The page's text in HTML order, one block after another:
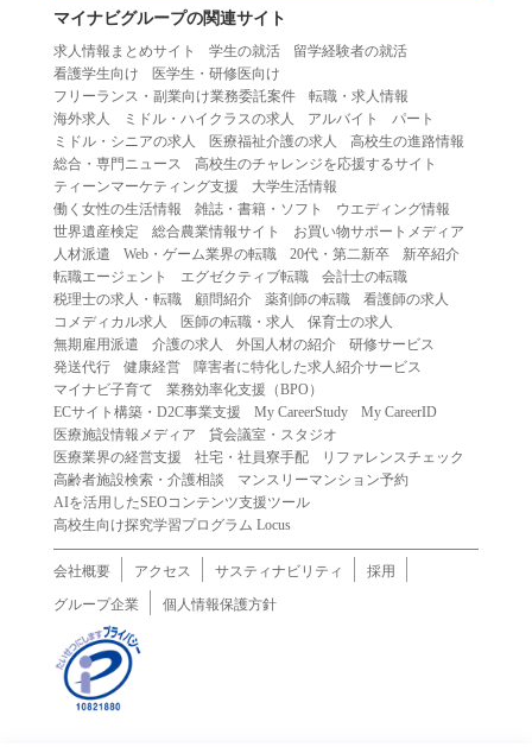
マイナビグループの関連サイト
求人情報まとめサイト 学生の就活
留学経験者の就活
看護学生向け
医学生・研修医向け
フリーランス・副業向け業務委託案件
転職・求人情報
海外求人
ミドル・ハイクラスの求人 アルバイト
パート
ミドル・シニアの求人
医療福祉介護の求人
高校生の進路情報
総合・専門ニュース
高校生のチャレンジを応援するサイト
ティーンマーケティング支援
大学生活情報
働く女性の生活情報
雑誌・書籍・ソフト
ウエディング情報
世界遺産検定
総合農業情報サイト
お買い物サポートメディア
人材派遣
Web・ゲーム業界の転職 20代・第二新卒
新卒紹介
転職エージェント
エグゼクティブ転職
会計士の転職
税理士の求人・転職
顧問紹介 薬剤師の転職
看護師の求人
コメディカル求人
医師の転職・求人
保育士の求人
無期雇用派遣
介護の求人 外国人材の紹介
研修サービス
発送代行
健康経営
障害者に特化した求人紹介サービス
マイナビ子育て
業務効率化支援（BPO）
ECサイト構築・D2C事業支援
My CareerStudy
My CareerID
医療施設情報メディア
貸会議室・スタジオ
医療業界の経営支援
社宅・社員寮手配
リファレンスチェック
高齢者施設検索・介護相談
マンスリーマンション予約
AIを活用したSEOコンテンツ支援ツール
高校生向け探究学習プログラム Locus
会社概要 アクセス サスティナビリティ
採用
グループ企業
個人情報保護方針